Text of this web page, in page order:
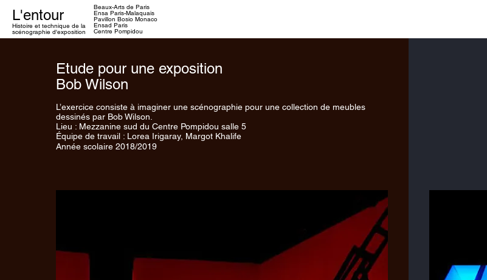
Histoire et technique de la
scénographie d'exposition
Beaux-Arts de Paris
Ensa Paris-Malaquais
Pavillon Bosio Monaco
Ensad Paris
Centre Pompidou
L'entour
Etude pour une exposition
Bob Wilson
L’exercice consiste à imaginer une scénographie pour une collection de meubles
dessinés par Bob Wilson.
Lieu : Mezzanine sud du Centre Pompidou salle 5
Année scolaire 2018/2019
Équipe de travail : Lorea Irigaray, Margot Khalife